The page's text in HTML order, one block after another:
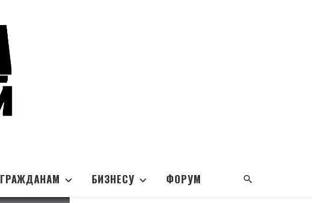
ГРАЖДАНАМ БИЗНЕСУ ФОРУМ